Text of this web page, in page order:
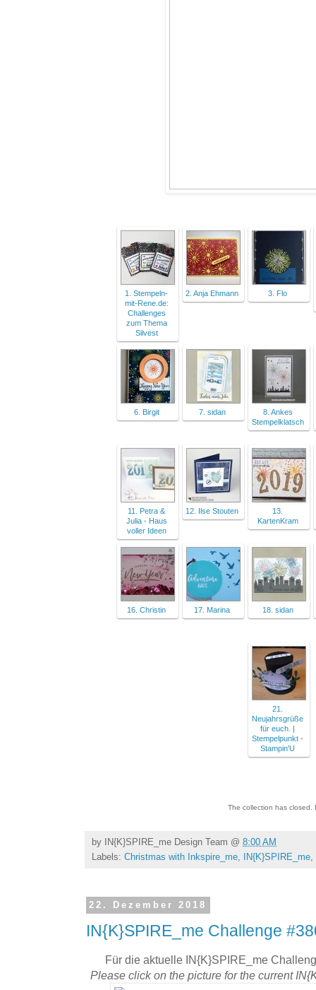
1. Stempeln-
mit-Rene.de:
Challenges
zum Thema
Silvest
2. Anja Ehmann 3. Flo
6. Birgit 7. sidan
8. Ankes
Stempelklatsch
11. Petra &
Julia - Haus
voller Ideen
12. Ilse Stouten
13.
KartenKram
16. Christin 17. Marina 18. sidan
21.
Neujahrsgrüße
für euch. |
Stempelpunkt -
Stampin'U
The collection has
by IN{K}SPIRE_me Design Team @ 8:00 AM
Labels: Christmas with Inkspire_me IN{K}SPIRE_me
22. Dezember 2018
IN{K}SPIRE_me Challenge
Für die aktuelle IN{K}SPIRE_me
Please click on the picture for the current